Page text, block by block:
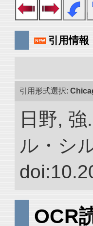
引用情報
引用形式選択:
日野,
ル・シ
OCR